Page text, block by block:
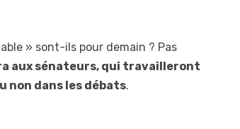
» sont-ils pour demain ? Pas
aux sénateurs, qui travailleront
non dans les débats.